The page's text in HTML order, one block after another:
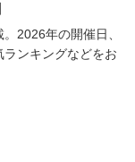
2026年の開催日、
ンキングなどをお